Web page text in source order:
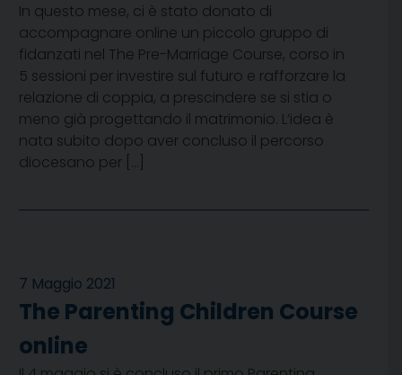
In questo mese, ci è stato donato di
accompagnare online un piccolo gruppo di
fidanzati nel The Pre-Marriage Course, corso in
5 sessioni per investire sul futuro e rafforzare la
relazione di coppia, a prescindere se si stia o
meno già progettando il matrimonio. L’idea è
nata subito dopo aver concluso il percorso
diocesano per […]
7 Maggio 2021
The Parenting Children Course
online